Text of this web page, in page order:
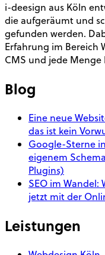
i-deesign aus Köln
die aufgeräumt und
gefunden werden.
Erfahrung im Bereich
CMS und jede Menge
Blog
Eine neue
das ist kein
Google-Sterne
eigenem
Plugins)
SEO im Wandel:
jetzt mit der
Leistungen